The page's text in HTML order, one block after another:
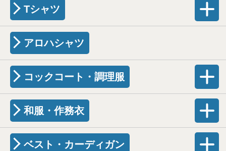
Tシャツ
アロハシャツ
コックコート・調理服
和服・作務衣
ベスト・カーディガン